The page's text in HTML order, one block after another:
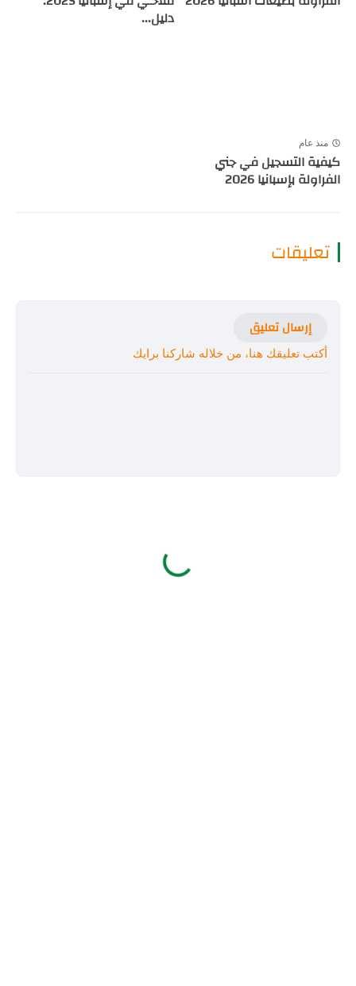
دليل...
منذ عام
كيفية التسجيل في جني
الفراولة بإسبانيا 2026
تعليقات
إرسال تعليق
أكتب تعليقك هنا، من خلاله شاركنا برايك